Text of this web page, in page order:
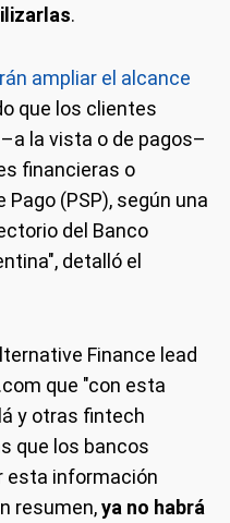
.
ampliar el alcance
que los clientes
la vista o de pagos–
financieras o
(PSP), según una
del Banco
detalló el
Finance lead
que "con esta
y otras fintech
que los bancos
esta información
resumen,ya no habrá